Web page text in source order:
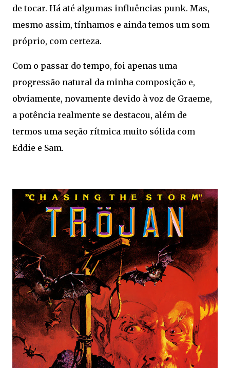
de tocar. Há até algumas influências punk. Mas,
mesmo assim, tínhamos e ainda temos um som
próprio, com certeza.
Com o passar do tempo, foi apenas uma
progressão natural da minha composição e,
obviamente, novamente devido à voz de Graeme,
a potência realmente se destacou, além de
termos uma seção rítmica muito sólida com
Eddie e Sam.